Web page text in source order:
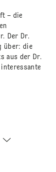
– die
Der Dr.
über: die
aus der Dr.
interessante